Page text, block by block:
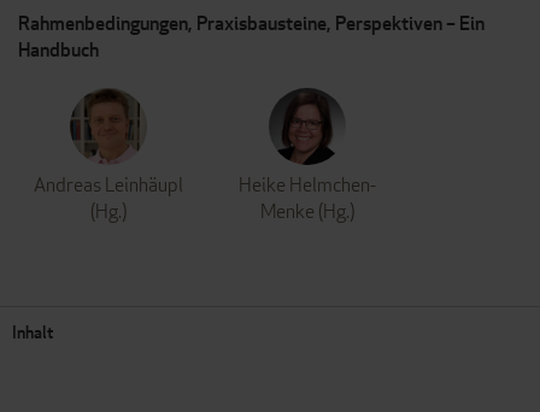
Rahmenbedingungen, Praxisbausteine, Perspektiven – Ein
Handbuch
Andreas Leinhäupl
(Hg.)
Heike Helmchen-
Menke (Hg.)
Inhalt